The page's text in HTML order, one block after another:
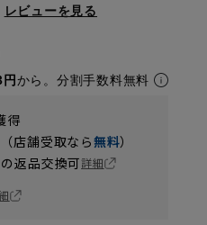
レビューを見る
から。分割手数料無料
得
店舗受取なら無料）
返品交換可詳細